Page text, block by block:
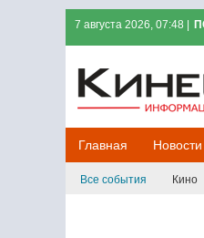
7 августа 2026, 07:48 |
Главная Новости
Все события Кино